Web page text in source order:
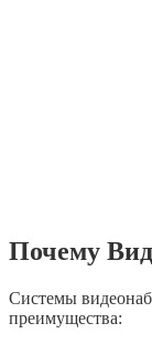
Почему
Системы
преимущества: